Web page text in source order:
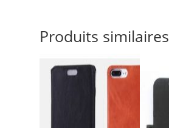
Produits similaires